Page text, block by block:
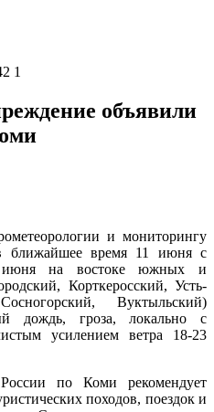
1
объявили
и мониторингу
время 11 июня с
на востоке южных и
Корткеросский, Усть-
Вуктыльский)
дождь, гроза, локально с
усилением ветра 18-23
по Коми рекомендует
походов, поездок и